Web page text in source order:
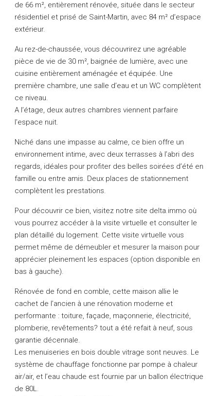
de 66 m², entièrement rénovée, située dans le secteur
résidentiel et prisé de Saint-Martin, avec 84 m² d’espace
extérieur.
Au rez-de-chaussée, vous découvrirez une agréable
pièce de vie de 30 m², baignée de lumière, avec une
cuisine entièrement aménagée et équipée. Une
première chambre, une salle d’eau et un WC complètent
ce niveau.
A l’étage, deux autres chambres viennent parfaire
l’espace nuit.
Niché dans une impasse au calme, ce bien offre un
environnement intime, avec deux terrasses à l’abri des
regards, idéales pour profiter des belles soirées d’été en
famille ou entre amis. Deux places de stationnement
complètent les prestations.
Pour découvrir ce bien, visitez notre site delta.immo où
vous pourrez accéder à la visite virtuelle et consulter le
plan détaillé du logement. Cette visite virtuelle vous
permet même de démeubler et mesurer la maison pour
apprécier pleinement les espaces (option disponible en
bas à gauche).
Rénovée de fond en comble, cette maison allie le
cachet de l’ancien à une rénovation moderne et
performante : toiture, façade, maçonnerie, électricité,
plomberie, revêtements? tout a été refait à neuf, sous
garantie décennale.
Les menuiseries en bois double vitrage sont neuves. Le
système de chauffage fonctionne par pompe à chaleur
air/air, et l’eau chaude est fournie par un ballon électrique
de 80L.